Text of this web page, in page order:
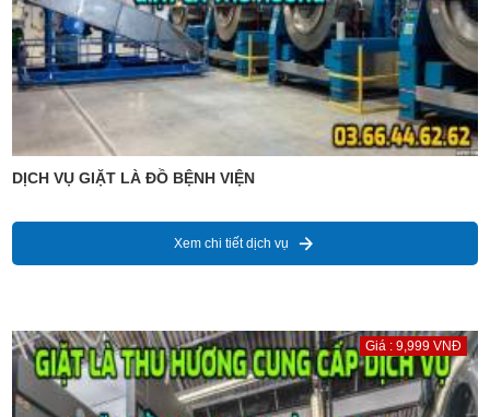
DỊCH VỤ GIẶT LÀ ĐỒ BỆNH VIỆN
Xem chi tiết dịch vụ
Giá : 9,999 VNĐ